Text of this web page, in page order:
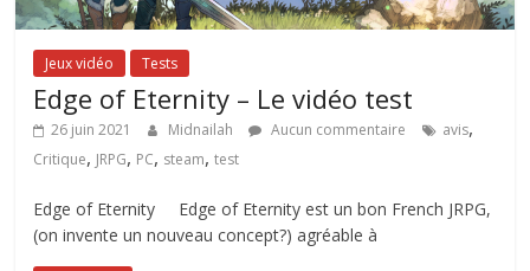
Jeux vidéo Tests
Edge of Eternity – Le vidéo test
26 juin 2021 Midnailah Aucun commentaire avis,
Critique, JRPG, PC, steam,test
Edge of Eternity Edge of Eternity est un bon French JRPG,
(on invente un nouveau concept?) agréable à